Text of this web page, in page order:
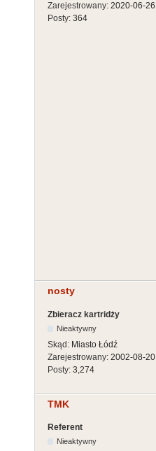
Zarejestrowany: 2020-06-26
Posty: 364
nosty
Zbieracz kartridży
Nieaktywny
Skąd: Miasto Łódź
Zarejestrowany: 2002-08-20
Posty: 3,274
TMK
Referent
Nieaktywny